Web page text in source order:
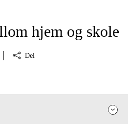
hjem og skole
Del